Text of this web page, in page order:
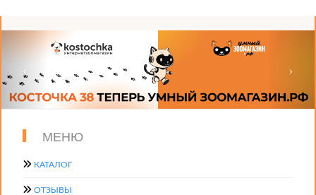
МЕНЮ
КАТАЛОГ
ОТЗЫВЫ